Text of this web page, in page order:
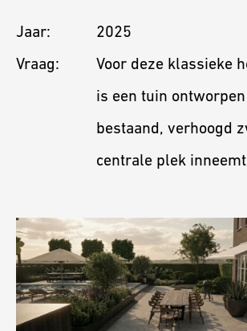
Jaar:
2025
Vraag:
Voor deze klassieke
is een tuin
bestaand, verhoogd
centrale plek